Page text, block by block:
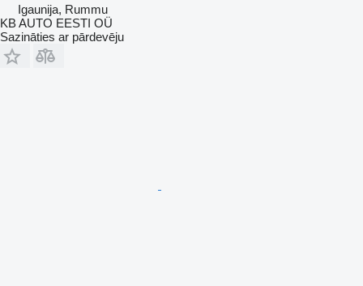
Igaunija, Rummu
KB AUTO EESTI OÜ
Sazināties ar pārdevēju